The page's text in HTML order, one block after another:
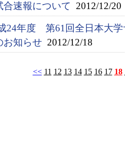
速報について 2012/12/20
成24年度 第61回全日本大
お知らせ 2012/12/18
<< 11 12 13 14 15 16 17 18